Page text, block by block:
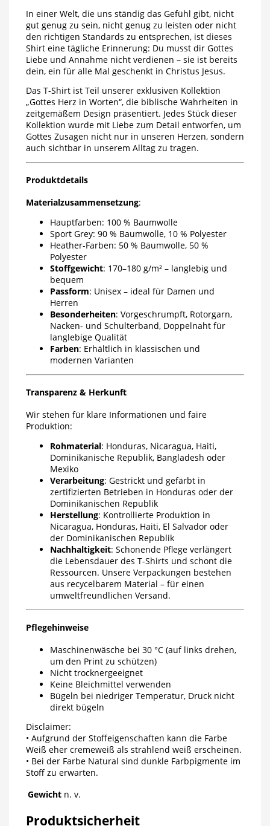
In einer Welt, die uns ständig das Gefühl gibt, nicht
gut genug zu sein, nicht genug zu leisten oder nicht
den richtigen Standards zu entsprechen, ist dieses
Shirt eine tägliche Erinnerung: Du musst dir Gottes
Liebe und Annahme nicht verdienen – sie ist bereits
dein, ein für alle Mal geschenkt in Christus Jesus.
Das T-Shirt ist Teil unserer exklusiven Kollektion
„Gottes Herz in Worten“, die biblische Wahrheiten in
zeitgemäßem Design präsentiert. Jedes Stück dieser
Kollektion wurde mit Liebe zum Detail entworfen, um
Gottes Zusagen nicht nur in unseren Herzen, sondern
auch sichtbar in unserem Alltag zu tragen.
Produktdetails
Materialzusammensetzung:
Hauptfarben: 100 % Baumwolle
Sport Grey: 90 % Baumwolle, 10 % Polyester
Heather-Farben: 50 % Baumwolle, 50 %
Polyester
Stoffgewicht: 170–180 g/m² – langlebig und
bequem
Passform: Unisex – ideal für Damen und
Herren
Besonderheiten: Vorgeschrumpft, Rotorgarn,
Nacken- und Schulterband, Doppelnaht für
langlebige Qualität
Farben: Erhältlich in klassischen und
modernen Varianten
Transparenz & Herkunft
Wir stehen für klare Informationen und faire
Produktion:
Rohmaterial: Honduras, Nicaragua, Haiti,
Dominikanische Republik, Bangladesh oder
Mexiko
Verarbeitung: Gestrickt und gefärbt in
zertifizierten Betrieben in Honduras oder der
Dominikanischen Republik
Herstellung: Kontrollierte Produktion in
Nicaragua, Honduras, Haiti, El Salvador oder
der Dominikanischen Republik
Nachhaltigkeit: Schonende Pflege verlängert
die Lebensdauer des T-Shirts und schont die
Ressourcen. Unsere Verpackungen bestehen
aus recycelbarem Material – für einen
umweltfreundlichen Versand.
Pflegehinweise
Maschinenwäsche bei 30 °C (auf links drehen,
um den Print zu schützen)
Nicht trocknergeeignet
Keine Bleichmittel verwenden
Bügeln bei niedriger Temperatur, Druck nicht
direkt bügeln
Disclaimer:
• Aufgrund der Stoffeigenschaften kann die Farbe
Weiß eher cremeweiß als strahlend weiß erscheinen.
• Bei der Farbe Natural sind dunkle Farbpigmente im
Stoff zu erwarten.
Gewicht n. v.
Produktsicherheit